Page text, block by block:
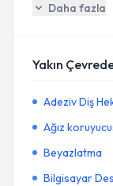
Daha fazla
Yakın
Adeziv Diş
Ağız
Beyazlatma
Bilgisayar